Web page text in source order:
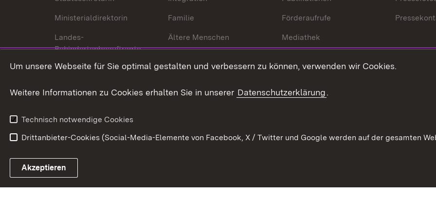
Ministerialdirektorin
Landes-
Behindertenbeauftragte
Bürgerreferent
Karriere
Familie
Ältere Menschen
Behinderungen
Bürgerengagement
Förderaufrufe
Mediathek
Link zum Landesportal
Um unsere Webseite für Sie optimal gestalten und verbessern zu können, verwenden wir Cookies.
Weitere Informationen zu Cookies erhalten Sie in unserer Datenschutzerklärung.
Technisch notwendige Cookies
Drittanbieter-Cookies (Social-Media-Elemente von Facebook, X / Twitter und Google werden auf der gesamten
Akzeptieren